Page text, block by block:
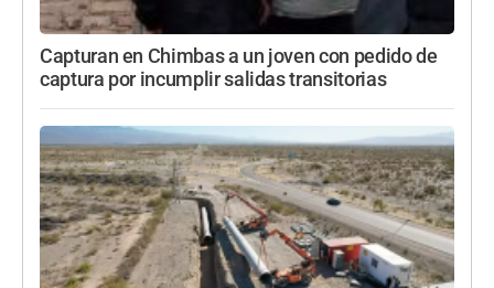
Capturan en Chimbas a un joven con pedido de
captura por incumplir salidas transitorias